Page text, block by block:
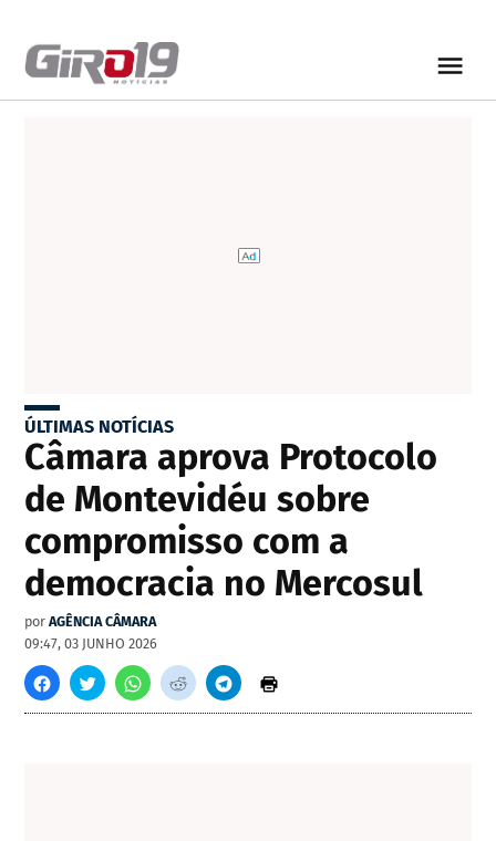
ÚLTIMAS NOTÍCIAS
Câmara aprova Protocolo
de Montevidéu sobre
compromisso com a
democracia no Mercosul
por AGÊNCIA CÂMARA
09:47, 03 JUNHO 2026